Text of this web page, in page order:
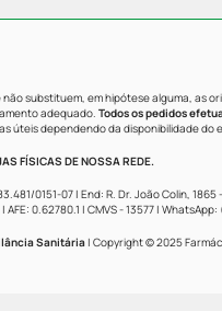
substituem, em hipótese alguma, as
adequado. Todos os pedidos
úteis dependendo da disponibilidade do
FÍSICAS DE NOSSA REDE.
0151-07 | End: R. Dr. João Colin,
0.62780.1 | CMVS - 13577 |
Sanitária | Copyright © 2025